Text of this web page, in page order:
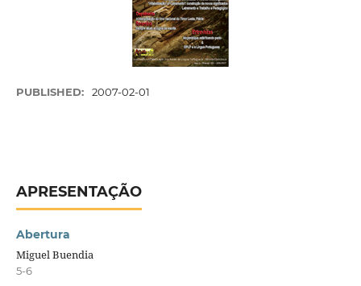
PUBLISHED: 2007-02-01
APRESENTAÇÃO
Abertura
Miguel Buendia
5-6